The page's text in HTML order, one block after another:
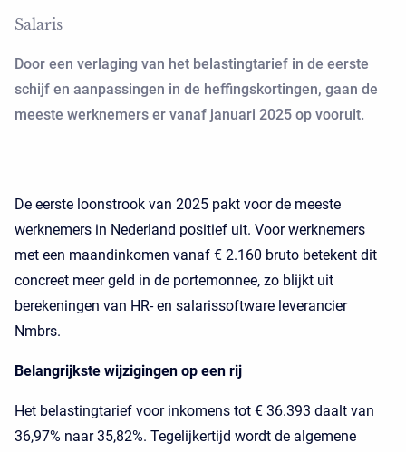
Salaris
Door een verlaging van het belastingtarief in de eerste
schijf en aanpassingen in de heffingskortingen, gaan de
meeste werknemers er vanaf januari 2025 op vooruit.
De eerste loonstrook van 2025 pakt voor de meeste
werknemers in Nederland positief uit. Voor werknemers
met een maandinkomen vanaf € 2.160 bruto betekent dit
concreet meer geld in de portemonnee, zo blijkt uit
berekeningen van HR- en salarissoftware leverancier
Nmbrs.
Belangrijkste wijzigingen op een rij
Het belastingtarief voor inkomens tot € 36.393 daalt van
36,97% naar 35,82%. Tegelijkertijd wordt de algemene